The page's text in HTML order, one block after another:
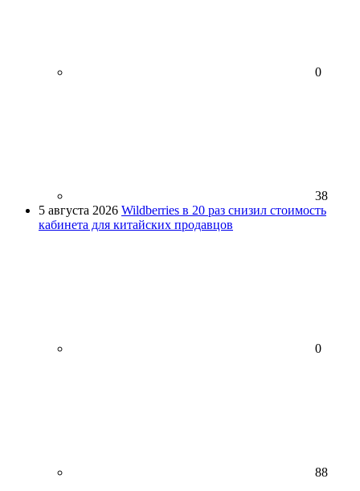
0
38
5 августа 2026 Wildberries в 20 раз снизил стоимость
кабинета для китайских продавцов
0
88